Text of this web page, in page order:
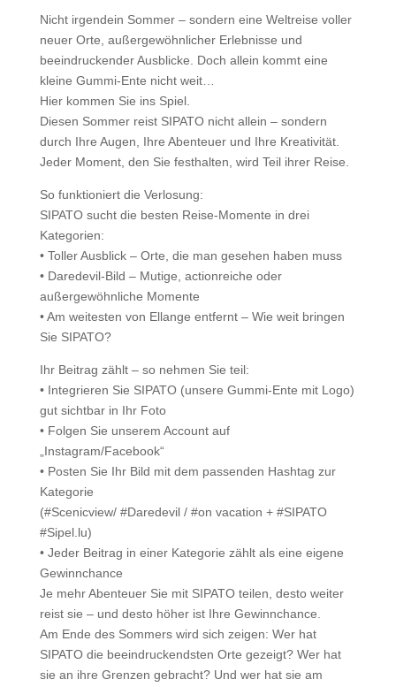
Nicht irgendein Sommer – sondern eine Weltreise voller
neuer Orte, außergewöhnlicher Erlebnisse und
beeindruckender Ausblicke. Doch allein kommt eine
kleine Gummi-Ente nicht weit…
Hier kommen Sie ins Spiel.
Diesen Sommer reist SIPATO nicht allein – sondern
durch Ihre Augen, Ihre Abenteuer und Ihre Kreativität.
Jeder Moment, den Sie festhalten, wird Teil ihrer Reise.
So funktioniert die Verlosung:
SIPATO sucht die besten Reise-Momente in drei
Kategorien:
• Toller Ausblick – Orte, die man gesehen haben muss
• Daredevil-Bild – Mutige, actionreiche oder
außergewöhnliche Momente
• Am weitesten von Ellange entfernt – Wie weit bringen
Sie SIPATO?
Ihr Beitrag zählt – so nehmen Sie teil:
• Integrieren Sie SIPATO (unsere Gummi-Ente mit Logo)
gut sichtbar in Ihr Foto
• Folgen Sie unserem Account auf
„Instagram/Facebook“
• Posten Sie Ihr Bild mit dem passenden Hashtag zur
Kategorie
(#Scenicview/ #Daredevil / #on vacation + #SIPATO
#Sipel.lu)
• Jeder Beitrag in einer Kategorie zählt als eine eigene
Gewinnchance
Je mehr Abenteuer Sie mit SIPATO teilen, desto weiter
reist sie – und desto höher ist Ihre Gewinnchance.
Am Ende des Sommers wird sich zeigen: Wer hat
SIPATO die beeindruckendsten Orte gezeigt? Wer hat
sie an ihre Grenzen gebracht? Und wer hat sie am